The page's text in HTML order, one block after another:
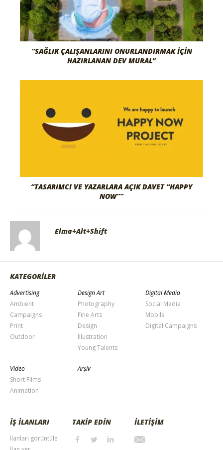
“SAĞLIK ÇALIŞANLARINI ONURLANDIRMAK İÇIN
HAZIRLANAN DEV MURAL”
“TASARIMCI VE YAZARLARA AÇIK DAVET “HAPPY
NOW””
Elma+Alt+Shift
KATEGORİLER
Advertising
Ambient
Campaigns
Print
Outdoor
Design Art
Photography
Fine Arts
Design
Illustration
Young Talents
Digital Media
Social Media
Mobile
Digital Campaigns
Video
Short Films
Animation
Arşiv
İŞ İLANLARI
İlanları görüntüle
TAKİP EDİN İLETİŞİM